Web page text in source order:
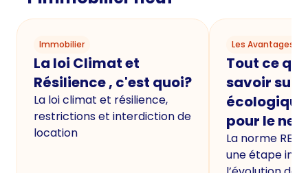
Immobilier
La loi Climat et
Résilience , c'est quoi?
La loi climat et résilience,
restrictions et interdiction de
location
Les Avantages
Tout ce
savoir sur
écologique
pour le
La norme
une étape